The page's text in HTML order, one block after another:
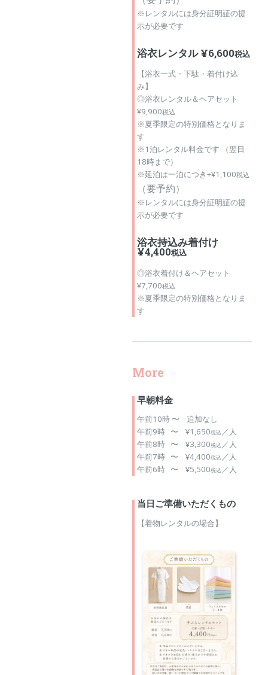
※レンタルには身分証明証の提
示が必要です
浴衣レンタル ¥6,600税込
【浴衣一式・下駄・着付け込
み】
◎浴衣レンタル＆ヘアセット
¥9,900税込
※夏季限定の特別価格となりま
す
※1泊レンタル料金です （翌日
18時まで）
※延泊は一泊につき+¥1,100税込
（要予約）
※レンタルには身分証明証の提
示が必要です
浴衣持込み着付け
¥4,400税込
◎浴衣着付け＆ヘアセット
¥7,700税込
※夏季限定の特別価格となりま
す
More
早朝料金
午前10時 〜 追加なし
午前9時 〜 ¥1,650税込 ／人
午前8時 〜 ¥3,300税込 ／人
午前7時 〜 ¥4,400税込 ／人
午前6時 〜 ¥5,500税込 ／人
当日ご準備いただくもの
【着物レンタルの場合】